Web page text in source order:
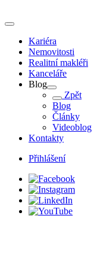
Kariéra
Nemovitosti
Realitní makléři
Kanceláře
Blog
Zpět
Blog
Články
Videoblog
Kontakty
Přihlášení